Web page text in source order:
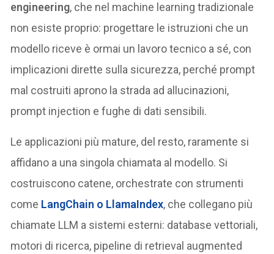
engineering, che nel machine learning tradizionale
non esiste proprio: progettare le istruzioni che un
modello riceve è ormai un lavoro tecnico a sé, con
implicazioni dirette sulla sicurezza, perché prompt
mal costruiti aprono la strada ad allucinazioni,
prompt injection e fughe di dati sensibili.
Le applicazioni più mature, del resto, raramente si
affidano a una singola chiamata al modello. Si
costruiscono catene, orchestrate con strumenti
come LangChain o LlamaIndex, che collegano più
chiamate LLM a sistemi esterni: database vettoriali,
motori di ricerca, pipeline di retrieval augmented